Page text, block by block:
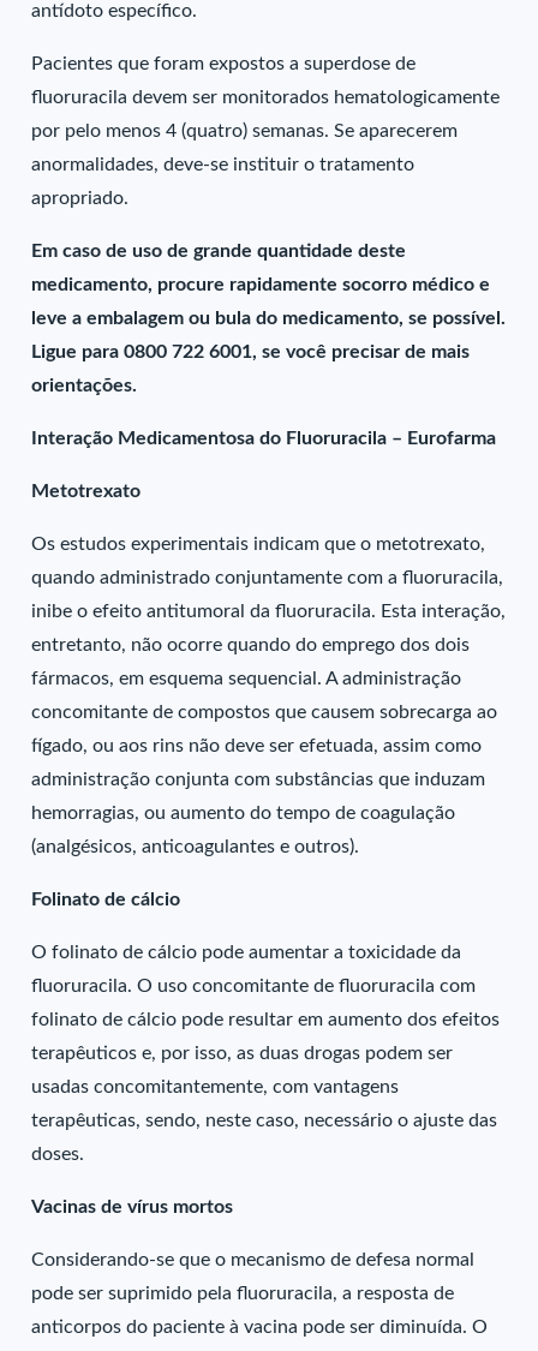
antídoto específico.
Pacientes que foram expostos a superdose de
fluoruracila devem ser monitorados hematologicamente
por pelo menos 4 (quatro) semanas. Se aparecerem
anormalidades, deve-se instituir o tratamento
apropriado.
Em caso de uso de grande quantidade deste
medicamento, procure rapidamente socorro médico e
leve a embalagem ou bula do medicamento, se possível.
Ligue para 0800 722 6001, se você precisar de mais
orientações.
Interação Medicamentosa do Fluoruracila – Eurofarma
Metotrexato
Os estudos experimentais indicam que o metotrexato,
quando administrado conjuntamente com a fluoruracila,
inibe o efeito antitumoral da fluoruracila. Esta interação,
entretanto, não ocorre quando do emprego dos dois
fármacos, em esquema sequencial. A administração
concomitante de compostos que causem sobrecarga ao
fígado, ou aos rins não deve ser efetuada, assim como
administração conjunta com substâncias que induzam
hemorragias, ou aumento do tempo de coagulação
(analgésicos, anticoagulantes e outros).
Folinato de cálcio
O folinato de cálcio pode aumentar a toxicidade da
fluoruracila. O uso concomitante de fluoruracila com
folinato de cálcio pode resultar em aumento dos efeitos
terapêuticos e, por isso, as duas drogas podem ser
usadas concomitantemente, com vantagens
terapêuticas, sendo, neste caso, necessário o ajuste das
doses.
Vacinas de vírus mortos
Considerando-se que o mecanismo de defesa normal
pode ser suprimido pela fluoruracila, a resposta de
anticorpos do paciente à vacina pode ser diminuída. O